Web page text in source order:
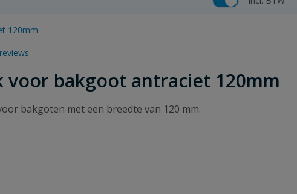
120mm
voor bakgoot antraciet 120mm
bakgoten met een breedte van 120 mm.